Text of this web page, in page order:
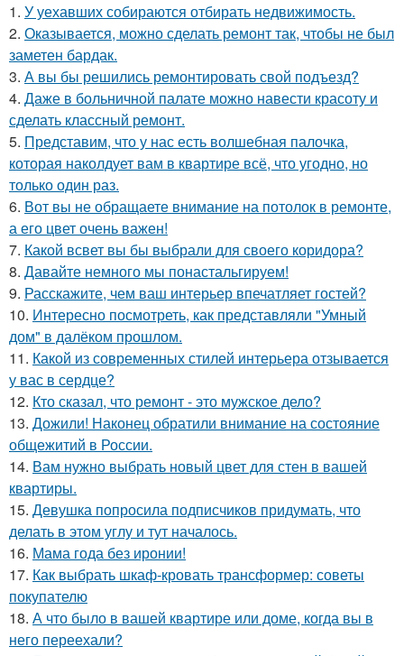
1. У уехавших собираются отбирать недвижимость.
2. Оказывается, можно сделать ремонт так, чтобы не был
заметен бардак.
3. А вы бы решились ремонтировать свой подъезд?
4. Даже в больничной палате можно навести красоту и
сделать классный ремонт.
5. Представим, что у нас есть волшебная палочка,
которая наколдует вам в квартире всё, что угодно, но
только один раз.
6. Вот вы не обращаете внимание на потолок в ремонте,
а его цвет очень важен!
7. Какой всвет вы бы выбрали для своего коридора?
8. Давайте немного мы понастальгируем!
9. Расскажите, чем ваш интерьер впечатляет гостей?
10. Интересно посмотреть, как представляли "Умный
дом" в далёком прошлом.
11. Какой из современных стилей интерьера отзывается
у вас в сердце?
12. Кто сказал, что ремонт - это мужское дело?
13. Дожили! Наконец обратили внимание на состояние
общежитий в России.
14. Вам нужно выбрать новый цвет для стен в вашей
квартиры.
15. Девушка попросила подписчиков придумать, что
делать в этом углу и тут началось.
16. Мама года без иронии!
17. Как выбрать шкаф-кровать трансформер: советы
покупателю
18. А что было в вашей квартире или доме, когда вы в
него переехали?